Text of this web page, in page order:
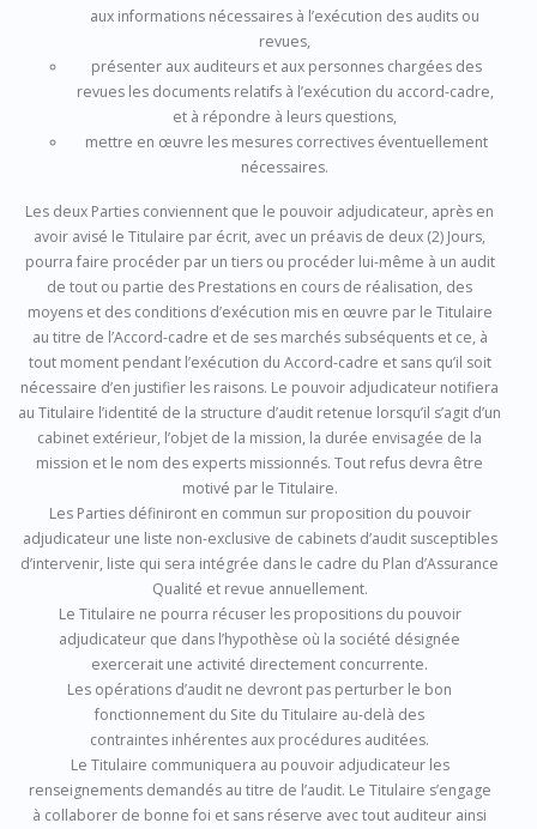
aux informations nécessaires à l’exécution des audits ou
revues,
présenter aux auditeurs et aux personnes chargées des
revues les documents relatifs à l’exécution du accord-cadre,
et à répondre à leurs questions,
mettre en œuvre les mesures correctives éventuellement
nécessaires.
Les deux Parties conviennent que le pouvoir adjudicateur, après en
avoir avisé le Titulaire par écrit, avec un préavis de deux (2) Jours,
pourra faire procéder par un tiers ou procéder lui-même à un audit
de tout ou partie des Prestations en cours de réalisation, des
moyens et des conditions d’exécution mis en œuvre par le Titulaire
au titre de l’Accord-cadre et de ses marchés subséquents et ce, à
tout moment pendant l’exécution du Accord-cadre et sans qu’il soit
nécessaire d’en justifier les raisons. Le pouvoir adjudicateur notifiera
au Titulaire l’identité de la structure d’audit retenue lorsqu’il s’agit d’un
cabinet extérieur, l’objet de la mission, la durée envisagée de la
mission et le nom des experts missionnés. Tout refus devra être
motivé par le Titulaire.
Les Parties définiront en commun sur proposition du pouvoir
adjudicateur une liste non-exclusive de cabinets d’audit susceptibles
d’intervenir, liste qui sera intégrée dans le cadre du Plan d’Assurance
Qualité et revue annuellement.
Le Titulaire ne pourra récuser les propositions du pouvoir
adjudicateur que dans l’hypothèse où la société désignée
exercerait une activité directement concurrente.
Les opérations d’audit ne devront pas perturber le bon
fonctionnement du Site du Titulaire au-delà des
contraintes inhérentes aux procédures auditées.
Le Titulaire communiquera au pouvoir adjudicateur les
renseignements demandés au titre de l’audit. Le Titulaire s’engage
à collaborer de bonne foi et sans réserve avec tout auditeur ainsi